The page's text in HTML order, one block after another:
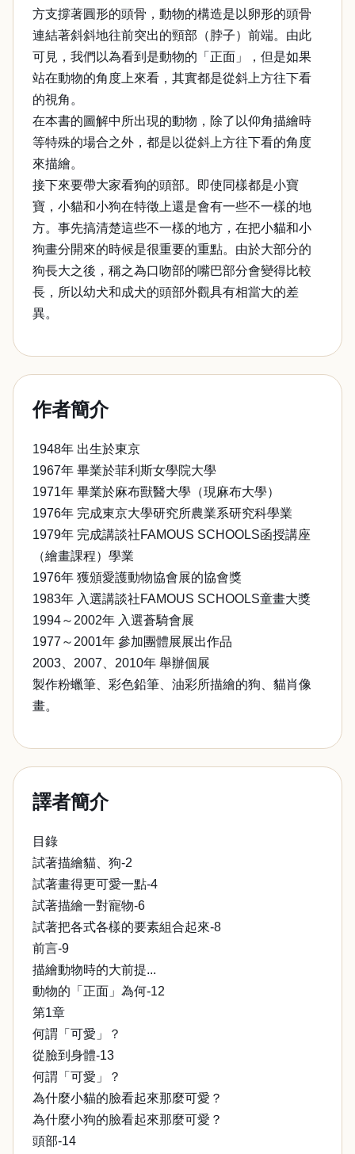
方支撐著圓形的頭骨，動物的構造是以卵形的頭骨
連結著斜斜地往前突出的頸部（脖子）前端。由此
可見，我們以為看到是動物的「正面」，但是如果
站在動物的角度上來看，其實都是從斜上方往下看
的視角。
在本書的圖解中所出現的動物，除了以仰角描繪時
等特殊的場合之外，都是以從斜上方往下看的角度
來描繪。
接下來要帶大家看狗的頭部。即使同樣都是小寶
寶，小貓和小狗在特徵上還是會有一些不一樣的地
方。事先搞清楚這些不一樣的地方，在把小貓和小
狗畫分開來的時候是很重要的重點。由於大部分的
狗長大之後，稱之為口吻部的嘴巴部分會變得比較
長，所以幼犬和成犬的頭部外觀具有相當大的差
異。
作者簡介
1948年 出生於東京
1967年 畢業於菲利斯女學院大學
1971年 畢業於麻布獸醫大學（現麻布大學）
1976年 完成東京大學研究所農業系研究科學業
1979年 完成講談社FAMOUS SCHOOLS函授講座
（繪畫課程）學業
1976年 獲頒愛護動物協會展的協會獎
1983年 入選講談社FAMOUS SCHOOLS童畫大獎
1994～2002年 入選蒼騎會展
1977～2001年 參加團體展展出作品
2003、2007、2010年 舉辦個展
製作粉蠟筆、彩色鉛筆、油彩所描繪的狗、貓肖像
畫。
譯者簡介
目錄
試著描繪貓、狗-2
試著畫得更可愛一點-4
試著描繪一對寵物-6
試著把各式各樣的要素組合起來-8
前言-9
描繪動物時的大前提...
動物的「正面」為何-12
第1章
何謂「可愛」？
從臉到身體-13
何謂「可愛」？
為什麼小貓的臉看起來那麼可愛？
為什麼小狗的臉看起來那麼可愛？
頭部-14